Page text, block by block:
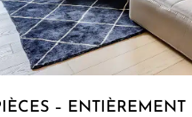
– ENTIÈREMENT